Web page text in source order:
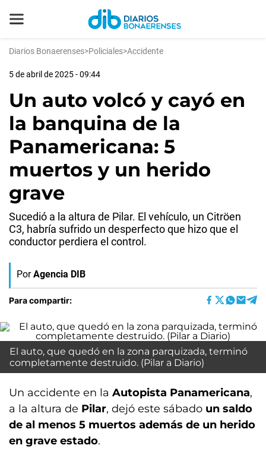
Diarios Bonaerenses>Policiales>Accidente
5 de abril de 2025 - 09:44
Un auto volcó y cayó en
la banquina de la
Panamericana: 5
muertos y un herido
grave
Sucedió a la altura de Pilar. El vehículo, un Citröen
C3, habría sufrido un desperfecto que hizo que el
conductor perdiera el control.
Por Agencia DIB
Para compartir:
El auto, que quedó en la zona parquizada, terminó
completamente destruido. (Pilar a Diario)
Un accidente en la Autopista Panamericana,
a la altura de Pilar, dejó este sábado un saldo
de al menos 5 muertos además de un herido
en grave estado.